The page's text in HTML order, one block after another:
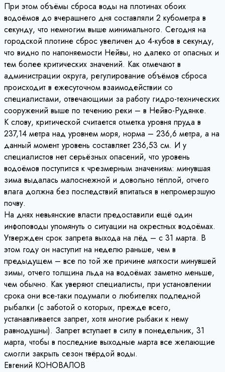
При этом объёмы сброса воды на плотинах обоих
водоёмов до вчерашнего дня составляли 2 кубометра в
секунду, что немногим выше минимального. Сегодня на
городской плотине сброс увеличен до 4-кубов в секунду,
что видно по напоняемости Нейвы, но далеко от опасных и
тем более критических значений. Как отмечают в
администрации округа, регулирование объёмов сброса
происходит в ежесуточном взаимодействии со
специалистами, отвечающими за работу гидро-технических
сооружений выше по течению реки – в Нейво-Рудянке.
К слову, критической считается отметка уровня пруда в
237,14 метра над уровнем моря, норма – 236,6 метра, а на
данный момент уровень составляет 236,53 см. И у
специалистов нет серьёзных опасений, что уровень
водоёмов поступится к чрезмерным значениям: минувшая
зима выдалась малоснежной и довольно тёплой, отчего
влага должна без последствий впитаться в непромерзшую
почву.
На днях невьянские власти предоставили ещё один
инфоповоды упомянуть о ситуации на окрестных водоёмах.
Утвержден срок запрета выхода на лёд – с 31 марта. В
этом году он наступит на неделю раньше, чем в
предыдущем – все по той же причине мягкости минувшей
зимы, отчего толщина льда на водоёмах заметно меньше,
чем обычно. Как уверяют специалисты, при установлении
срока они все-таки подумали о любителях подледной
рыбалки (с заботой о которых, прежде всего,
устанавливается запрет, хотя многие рыбаки к нему
равнодушны). Запрет вступает в силу в понедельник, 31
марта, чтобы в последние выходные марта все желающие
смогли закрыть сезон твёрдой воды.
Евгений КОНОВАЛОВ